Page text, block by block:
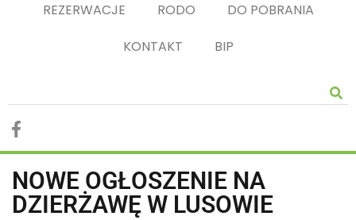
REZERWACJE
RODO
DO POBRANIA
KONTAKT
BIP
NOWE OGŁOSZENIE NA
DZIERŻAWĘ W LUSOWIE